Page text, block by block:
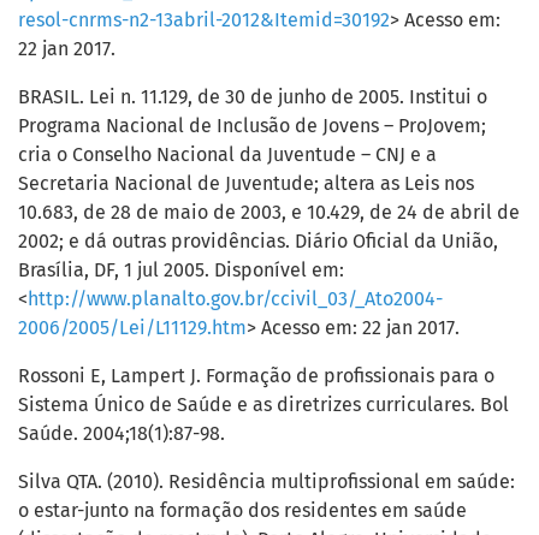
resol-cnrms-n2-13abril-2012&Itemid=30192> Acesso em:
22 jan 2017.
BRASIL. Lei n. 11.129, de 30 de junho de 2005. Institui o
Programa Nacional de Inclusão de Jovens – ProJovem;
cria o Conselho Nacional da Juventude – CNJ e a
Secretaria Nacional de Juventude; altera as Leis nos
10.683, de 28 de maio de 2003, e 10.429, de 24 de abril de
2002; e dá outras providências. Diário Oficial da União,
Brasília, DF, 1 jul 2005. Disponível em:
< http://www.planalto.gov.br/ccivil_03/_Ato2004-
2006/2005/Lei/L11129.htm> Acesso em: 22 jan 2017.
Rossoni E, Lampert J. Formação de profissionais para o
Sistema Único de Saúde e as diretrizes curriculares. Bol
Saúde. 2004;18(1):87-98.
Silva QTA. (2010). Residência multiprofissional em saúde:
o estar-junto na formação dos residentes em saúde